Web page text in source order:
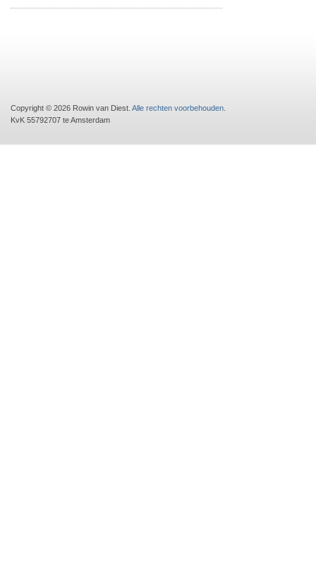
Copyright © 2026 Rowin van Diest. Alle rechten voorbehouden
KvK 55792707 te Amsterdam